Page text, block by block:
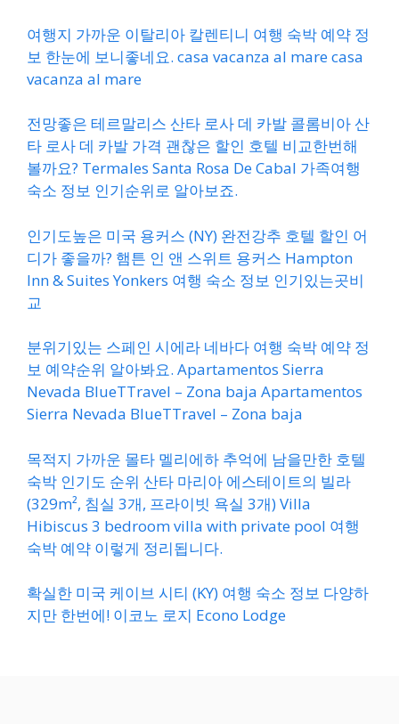
여행지 가까운 이탈리아 칼렌티니 여행 숙박 예약 정
보 한눈에 보니좋네요. casa vacanza al mare casa
vacanza al mare
전망좋은 테르말리스 산타 로사 데 카발 콜롬비아 산
타 로사 데 카발 가격 괜찮은 할인 호텔 비교한번해
볼까요? Termales Santa Rosa De Cabal 가족여행
숙소 정보 인기순위로 알아보죠.
인기도높은 미국 용커스 (NY) 완전강추 호텔 할인 어
디가 좋을까? 햄튼 인 앤 스위트 용커스 Hampton
Inn & Suites Yonkers 여행 숙소 정보 인기있는곳비
교
분위기있는 스페인 시에라 네바다 여행 숙박 예약 정
보 예약순위 알아봐요. Apartamentos Sierra
Nevada BlueTTravel – Zona baja Apartamentos
Sierra Nevada BlueTTravel – Zona baja
목적지 가까운 몰타 멜리에하 추억에 남을만한 호텔
숙박 인기도 순위 산타 마리아 에스테이트의 빌라
(329m², 침실 3개, 프라이빗 욕실 3개) Villa
Hibiscus 3 bedroom villa with private pool 여행
숙박 예약 이렇게 정리됩니다.
확실한 미국 케이브 시티 (KY) 여행 숙소 정보 다양하
지만 한번에! 이코노 로지 Econo Lodge